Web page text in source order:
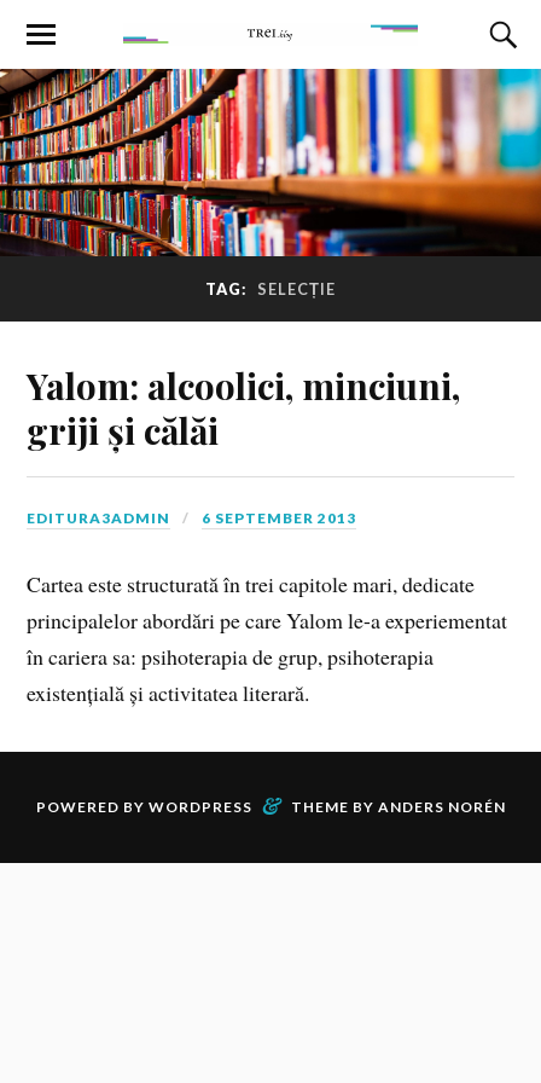
TAG: SELECȚIE
Yalom: alcoolici, minciuni,
griji și călăi
EDITURA3ADMIN 6 SEPTEMBER 2013
Cartea este structurată în trei capitole mari, dedicate
principalelor abordări pe care Yalom le-a experiementat
în cariera sa: psihoterapia de grup, psihoterapia
existențială și activitatea literară.
POWERED BY WORDPRESS & THEME BY ANDERS NORÉN